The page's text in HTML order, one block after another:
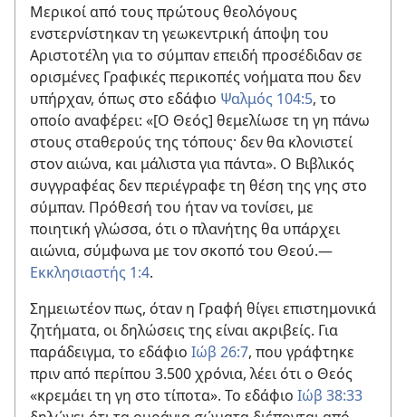
Μερικοί από τους πρώτους θεολόγους
ενστερνίστηκαν τη γεωκεντρική άποψη του
Αριστοτέλη για το σύμπαν επειδή προσέδιδαν σε
ορισμένες Γραφικές περικοπές νοήματα που δεν
υπήρχαν, όπως στο εδάφιο Ψαλμός 104:5, το
οποίο αναφέρει: «[Ο Θεός] θεμελίωσε τη γη πάνω
στους σταθερούς της τόπους· δεν θα κλονιστεί
στον αιώνα, και μάλιστα για πάντα». Ο Βιβλικός
συγγραφέας δεν περιέγραφε τη θέση της γης στο
σύμπαν. Πρόθεσή του ήταν να τονίσει, με
ποιητική γλώσσα, ότι ο πλανήτης θα υπάρχει
αιώνια, σύμφωνα με τον σκοπό του Θεού.—
Εκκλησιαστής 1:4.
Σημειωτέον πως, όταν η Γραφή θίγει επιστημονικά
ζητήματα, οι δηλώσεις της είναι ακριβείς. Για
παράδειγμα, το εδάφιο Ιώβ 26:7, που γράφτηκε
πριν από περίπου 3.500 χρόνια, λέει ότι ο Θεός
«κρεμάει τη γη στο τίποτα». Το εδάφιο Ιώβ 38:33